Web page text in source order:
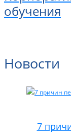
обучения
Новости
7